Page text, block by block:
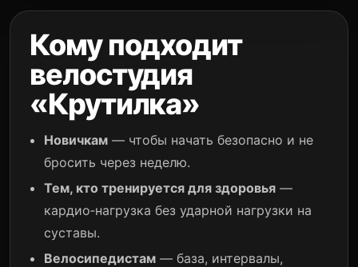
Кому подходит
велостудия
«Крутилка»
Новичкам — чтобы начать безопасно и не
бросить через неделю.
Тем, кто тренируется для здоровья —
кардио‑нагрузка без ударной нагрузки на
суставы.
Велосипедистам — база, интервалы,